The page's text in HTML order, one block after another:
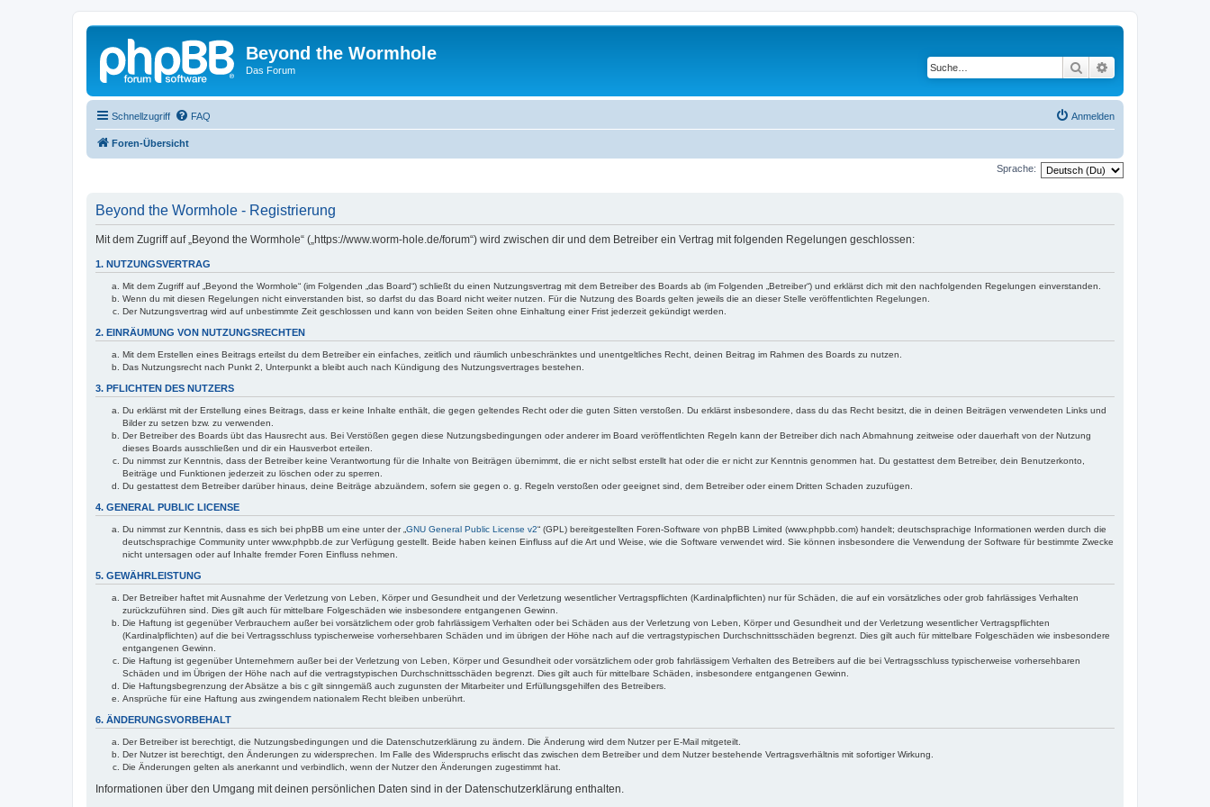
Beyond the Wormhole
Das Forum Suche
Schnellzugriff FAQ Anmelden
Foren-Übersicht
Sprache:
Beyond the Wormhole - Registrierung
Mit dem Zugriff auf „Beyond the Wormhole“ („https://www.worm-hole.de/forum“) wird zwischen dir und dem Betreiber ein Vertrag mit folgenden Regelungen geschlossen:
1. NUTZUNGSVERTRAG
Mit dem Zugriff auf „Beyond the Wormhole“ (im Folgenden „das Board“) schließt du einen Nutzungsvertrag mit dem Betreiber des Boards ab (im Folgenden „Betreiber“) und erklärst dich mit den nachfolgenden Regelungen einverstanden.
Wenn du mit diesen Regelungen nicht einverstanden bist, so darfst du das Board nicht weiter nutzen. Für die Nutzung des Boards gelten jeweils die an dieser Stelle veröffentlichten Regelungen.
Der Nutzungsvertrag wird auf unbestimmte Zeit geschlossen und kann von beiden Seiten ohne Einhaltung einer Frist jederzeit gekündigt werden.
2. EINRÄUMUNG VON NUTZUNGSRECHTEN
Mit dem Erstellen eines Beitrags erteilst du dem Betreiber ein einfaches, zeitlich und räumlich unbeschränktes und unentgeltliches Recht, deinen Beitrag im Rahmen des Boards zu nutzen.
Das Nutzungsrecht nach Punkt 2, Unterpunkt a bleibt auch nach Kündigung des Nutzungsvertrages bestehen.
3. PFLICHTEN DES NUTZERS
Du erklärst mit der Erstellung eines Beitrags, dass er keine Inhalte enthält, die gegen geltendes Recht oder die guten Sitten verstoßen. Du erklärst insbesondere, dass du das Recht besitzt, die in deinen Beiträgen verwendeten Links und
Bilder zu setzen bzw. zu verwenden.
Der Betreiber des Boards übt das Hausrecht aus. Bei Verstößen gegen diese Nutzungsbedingungen oder anderer im Board veröffentlichten Regeln kann der Betreiber dich nach Abmahnung zeitweise oder dauerhaft von der Nutzung
dieses Boards ausschließen und dir ein Hausverbot erteilen.
Du nimmst zur Kenntnis, dass der Betreiber keine Verantwortung für die Inhalte von Beiträgen übernimmt, die er nicht selbst erstellt hat oder die er nicht zur Kenntnis genommen hat. Du gestattest dem Betreiber, dein Benutzerkonto,
Beiträge und Funktionen jederzeit zu löschen oder zu sperren.
Du gestattest dem Betreiber darüber hinaus, deine Beiträge abzuändern, sofern sie gegen o. g. Regeln verstoßen oder geeignet sind, dem Betreiber oder einem Dritten Schaden zuzufügen.
4. GENERAL PUBLIC LICENSE
Du nimmst zur Kenntnis, dass es sich bei phpBB um eine unter der „ GNU General Public License v2“ (GPL) bereitgestellten Foren-Software von phpBB Limited (www.phpbb.com) handelt; deutschsprachige Informationen werden durch die
deutschsprachige Community unter www.phpbb.de zur Verfügung gestellt. Beide haben keinen Einfluss auf die Art und Weise, wie die Software verwendet wird. Sie können insbesondere die Verwendung der Software für bestimmte Zwecke
nicht untersagen oder auf Inhalte fremder Foren Einfluss nehmen.
5. GEWÄHRLEISTUNG
Der Betreiber haftet mit Ausnahme der Verletzung von Leben, Körper und Gesundheit und der Verletzung wesentlicher Vertragspflichten (Kardinalpflichten) nur für Schäden, die auf ein vorsätzliches oder grob fahrlässiges Verhalten
zurückzuführen sind. Dies gilt auch für mittelbare Folgeschäden wie insbesondere entgangenen Gewinn.
Die Haftung ist gegenüber Verbrauchern außer bei vorsätzlichem oder grob fahrlässigem Verhalten oder bei Schäden aus der Verletzung von Leben, Körper und Gesundheit und der Verletzung wesentlicher Vertragspflichten
(Kardinalpflichten) auf die bei Vertragsschluss typischerweise vorhersehbaren Schäden und im übrigen der Höhe nach auf die vertragstypischen Durchschnittsschäden begrenzt. Dies gilt auch für mittelbare Folgeschäden wie insbesondere
entgangenen Gewinn.
Die Haftung ist gegenüber Unternehmern außer bei der Verletzung von Leben, Körper und Gesundheit oder vorsätzlichem oder grob fahrlässigem Verhalten des Betreibers auf die bei Vertragsschluss typischerweise vorhersehbaren
Schäden und im Übrigen der Höhe nach auf die vertragstypischen Durchschnittsschäden begrenzt. Dies gilt auch für mittelbare Schäden, insbesondere entgangenen Gewinn.
Die Haftungsbegrenzung der Absätze a bis c gilt sinngemäß auch zugunsten der Mitarbeiter und Erfüllungsgehilfen des Betreibers.
Ansprüche für eine Haftung aus zwingendem nationalem Recht bleiben unberührt.
6. ÄNDERUNGSVORBEHALT
Der Betreiber ist berechtigt, die Nutzungsbedingungen und die Datenschutzerklärung zu ändern. Die Änderung wird dem Nutzer per E-Mail mitgeteilt.
Der Nutzer ist berechtigt, den Änderungen zu widersprechen. Im Falle des Widerspruchs erlischt das zwischen dem Betreiber und dem Nutzer bestehende Vertragsverhältnis mit sofortiger Wirkung.
Die Änderungen gelten als anerkannt und verbindlich, wenn der Nutzer den Änderungen zugestimmt hat.
Informationen über den Umgang mit deinen persönlichen Daten sind in der Datenschutzerklärung enthalten.